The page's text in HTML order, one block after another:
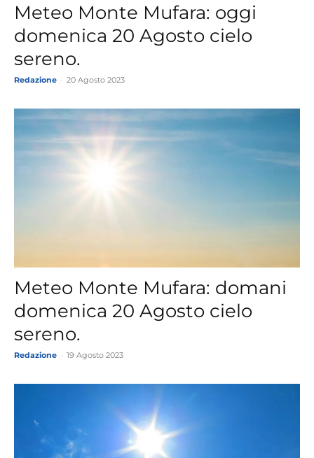
Meteo Monte Mufara: oggi
domenica 20 Agosto cielo
sereno.
Redazione 20 Agosto 2023
Meteo Monte Mufara: domani
domenica 20 Agosto cielo
sereno.
Redazione 19 Agosto 2023